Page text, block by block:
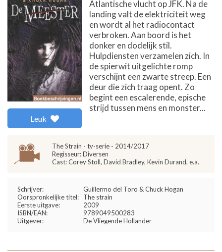
Leuk
Atlantische vlucht op JFK. Na de
landing valt de elektriciteit weg
en wordt al het radiocontact
verbroken. Aan boord is het
donker en dodelijk stil.
Hulpdiensten verzamelen zich. In
de spierwit uitgelichte romp
verschijnt een zwarte streep. Een
deur die zich traag opent. Zo
begint een escalerende, epische
strijd tussen mens en monster...
The Strain - tv-serie - 2014/2017
Regisseur: Diversen
Cast: Corey Stoll, David Bradley, Kevin Durand, e.a.
Schrijver:
Guillermo del Toro & Chuck Hogan
Oorspronkelijke titel:
The strain
Eerste uitgave:
2009
ISBN/EAN:
9789049500283
Uitgever:
De Vliegende Hollander